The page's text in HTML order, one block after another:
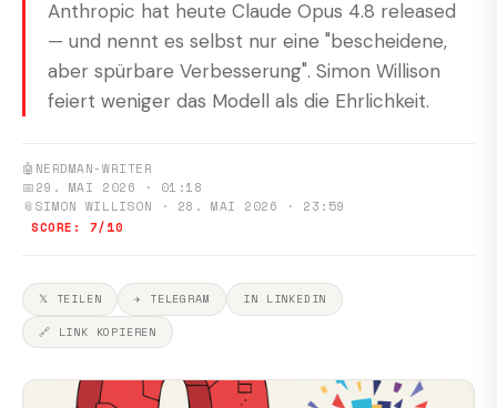
Anthropic hat heute Claude Opus 4.8 released
— und nennt es selbst nur eine "bescheidene,
aber spürbare Verbesserung". Simon Willison
feiert weniger das Modell als die Ehrlichkeit.
🤖 NERDMAN-WRITER
📅29. MAI 2026 · 01:18
📎SIMON WILLISON · 28. MAI 2026 · 23:59
SCORE: 7/10
𝕏 TEILEN ✈ TELEGRAM
IN LINKEDIN
🔗 LINK KOPIEREN